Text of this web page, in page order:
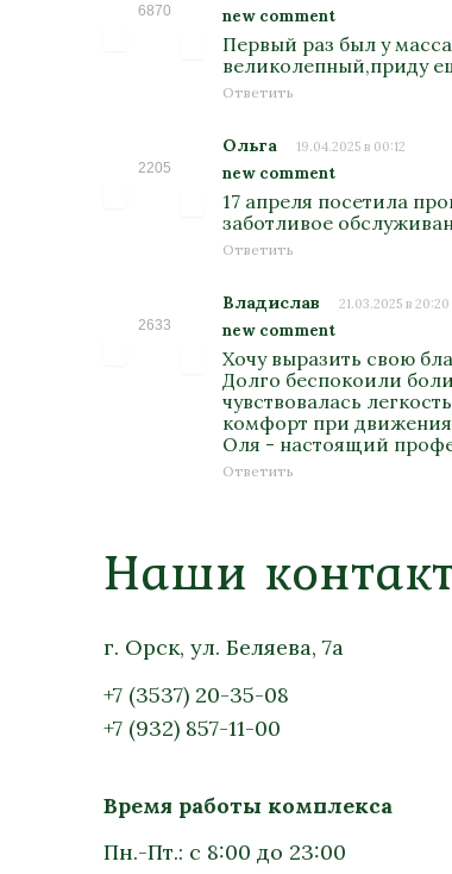
6870 new comment
Первый раз был у
великолепный,приду
Ответить
2205
Ольга 19.04.2025 в 00:12
new comment
17 апреля посетила
заботливое
Ответить
2633
Владислав 21.03.2025 в 20:20
new comment
Хочу выразить свою
Долго беспокоили
чувствовалась
комфорт при
Оля - настоящий
Ответить
Наши
г. Орск, ул. Беляева, 7а
+7 (3537) 20-35-08
+7 (932) 857-11-00
Время работы комплекса
Пн.-Пт.: с 8:00 до 23:00